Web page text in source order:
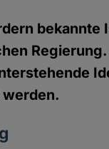
bekannte